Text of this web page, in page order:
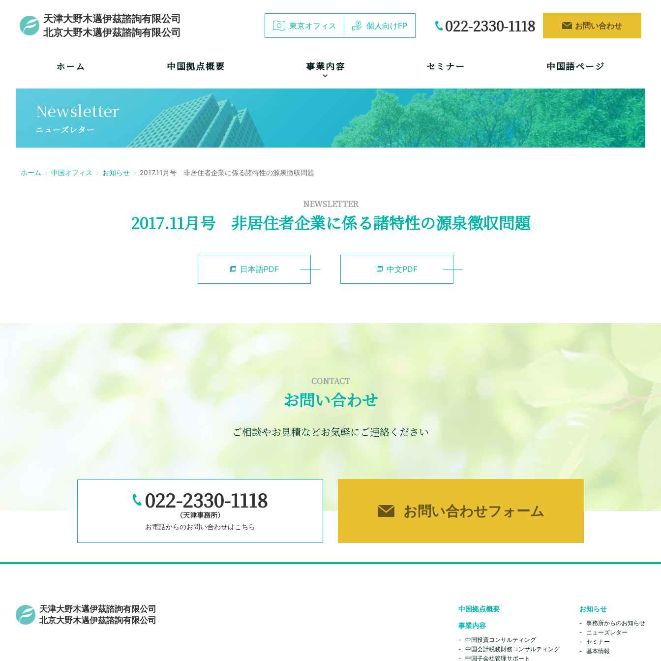
天津大野木邁伊茲諮詢有限公司
北京大野木邁伊茲諮詢有限公司
東京オフィス 個人向けFP 022-2330-1118 お問い合わせ
ホーム 中国拠点概要 事業内容 セミナー 中国語ページ
Newsletter
ニューズレター
ホーム 中国オフィス お知らせ 2017.11月号 非居住者企業に係る諸特性の源泉徴収問題
NEWSLETTER
2017.11月号 非居住者企業に係る諸特性の源泉徴収問題
日本語PDF 中文PDF
CONTACT
お問い合わせ
ご相談やお見積などお気軽にご連絡ください
022-2330-1118
（天津事務所）
お電話からのお問い合わせはこちら
お問い合わせフォーム
天津大野木邁伊茲諮詢有限公司
北京大野木邁伊茲諮詢有限公司
中国拠点概要
事業内容
中国投資コンサルティング
中国会計税務財務コンサルティング
中国子会社管理サポート
お知らせ
事務所からのお知らせ
ニューズレター
セミナー
基本情報